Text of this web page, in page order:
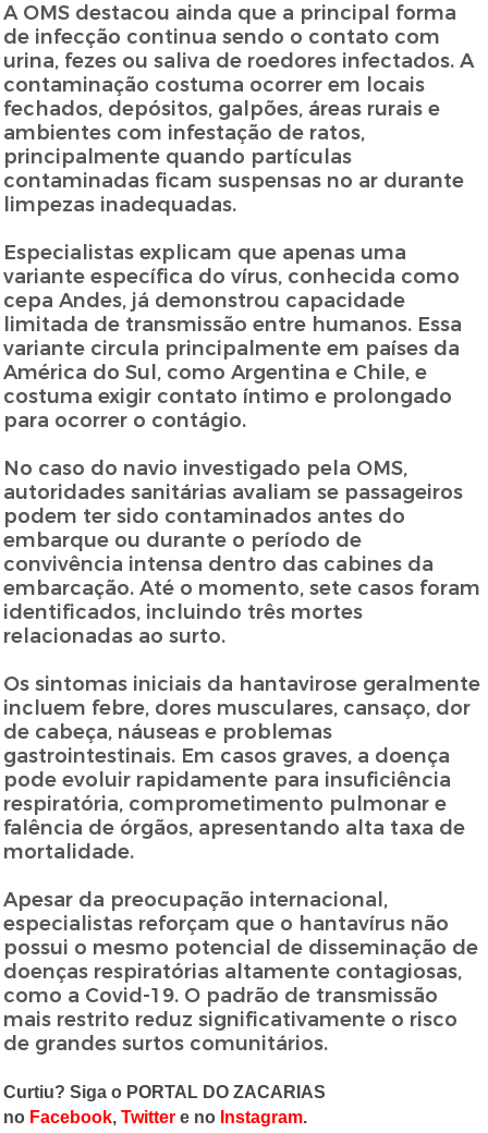
A OMS destacou ainda que a principal forma
de infecção continua sendo o contato com
urina, fezes ou saliva de roedores infectados. A
contaminação costuma ocorrer em locais
fechados, depósitos, galpões, áreas rurais e
ambientes com infestação de ratos,
principalmente quando partículas
contaminadas ficam suspensas no ar durante
limpezas inadequadas.
Especialistas explicam que apenas uma
variante específica do vírus, conhecida como
cepa Andes, já demonstrou capacidade
limitada de transmissão entre humanos. Essa
variante circula principalmente em países da
América do Sul, como Argentina e Chile, e
costuma exigir contato íntimo e prolongado
para ocorrer o contágio.
No caso do navio investigado pela OMS,
autoridades sanitárias avaliam se passageiros
podem ter sido contaminados antes do
embarque ou durante o período de
convivência intensa dentro das cabines da
embarcação. Até o momento, sete casos foram
identificados, incluindo três mortes
relacionadas ao surto.
Os sintomas iniciais da hantavirose geralmente
incluem febre, dores musculares, cansaço, dor
de cabeça, náuseas e problemas
gastrointestinais. Em casos graves, a doença
pode evoluir rapidamente para insuficiência
respiratória, comprometimento pulmonar e
falência de órgãos, apresentando alta taxa de
mortalidade.
Apesar da preocupação internacional,
especialistas reforçam que o hantavírus não
possui o mesmo potencial de disseminação de
doenças respiratórias altamente contagiosas,
como a Covid-19. O padrão de transmissão
mais restrito reduz significativamente o risco
de grandes surtos comunitários.
Curtiu? Siga o PORTAL DO ZACARIAS
no Facebook,Twitter e no Instagram.